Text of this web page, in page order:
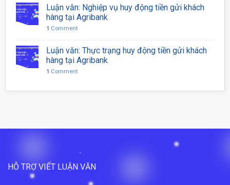
Luận văn: Nghiệp vụ huy động tiền gửi khách
hàng tại Agribank
1 Comment
Luận văn: Thực trạng huy động tiền gửi khách
hàng tại Agribank
1 Comment
HỖ TRỢ VIẾT LUẬN VĂN